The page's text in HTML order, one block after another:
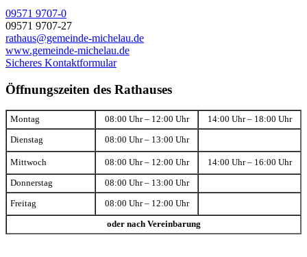
09571 9707-0
09571 9707-27
rathaus@gemeinde-michelau.de
www.gemeinde-michelau.de
Sicheres Kontaktformular
Öffnungszeiten des Rathauses
Montag 08:00 Uhr – 12:00 Uhr 14:00 Uhr – 18:00 Uhr
Dienstag 08:00 Uhr – 13:00 Uhr
Mittwoch 08:00 Uhr – 12:00 Uhr 14:00 Uhr – 16:00 Uhr
Donnerstag 08:00 Uhr – 13:00 Uhr
Freitag 08:00 Uhr – 12:00 Uhr
oder nach Vereinbarung